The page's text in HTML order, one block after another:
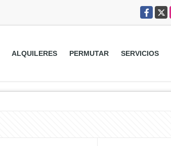
Facebook
X
ALQUILERES PERMUTAR SERVICIOS